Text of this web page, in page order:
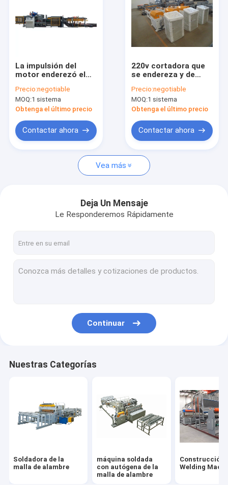
Sobre nosotros
máquina soldada con autógena de la malla de alambre
Construcción Mesh Welding Machine
soldadora de la malla de la cerca
Máquina de la fabricación neta de alambre del SOLDADO
alambre que se endereza y cortadora
refuerzo de la soldadora de la malla
Soldadora de la malla del rollo
La impulsión del
motor enderezó el
autógena Mesh
Machine For
Construction Mesh
Precio:negotiable
MOQ:1 sistema
Obtenga el último precio
Contactar ahora
220v cortadora que
se endereza y de
compresor de aire
Precio:negotiable
MOQ:1 sistema
Obtenga el último precio
Contactar ahora
Vea más
Deja Un Mensaje
Le Responderemos Rápidamente
Continuar
Nuestras Categorías
Soldadora de la
malla de alambre
máquina soldada
con autógena de la
malla de alambre
Construcción
Welding